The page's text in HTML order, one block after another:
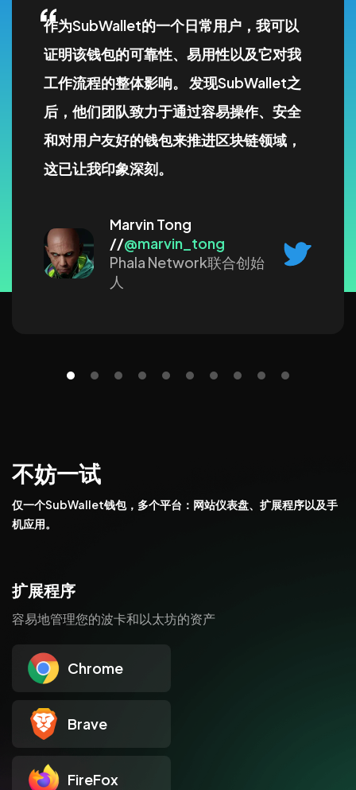
“
作为SubWallet的一个日常用户，我可以
证明该钱包的可靠性、易用性以及它对我
工作流程的整体影响。 发现SubWallet之
后，他们团队致力于通过容易操作、安全
和对用户友好的钱包来推进区块链领域，
这已让我印象深刻。
Marvin Tong
//@marvin_tong
Phala Network联合创始
人
不妨一试
仅一个SubWallet钱包，多个平台：网站仪表盘、扩展程序以及手
机应用。
扩展程序
容易地管理您的波卡和以太坊的资产
Chrome
Brave
FireFox